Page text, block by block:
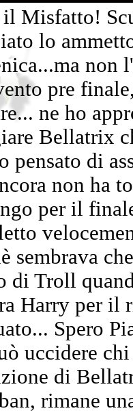
Misfatto!
lo
non
pre
ne ho
Bellatrix
pensato di
non ha
per il
sembrava
di Troll
Harry per il
Spero
uccidere
di
rimane